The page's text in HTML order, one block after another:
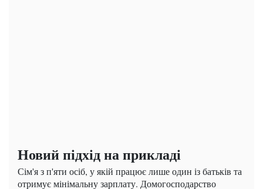
Новий підхід на прикладі
Сім'я з п'яти осіб, у якій працює лише один із батьків та
отримує мінімальну зарплату. Домогосподарство